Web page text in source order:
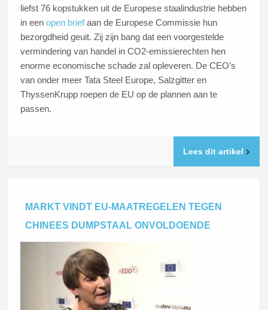
liefst 76 kopstukken uit de Europese staalindustrie hebben
in eenopen briefaan de Europese Commissie hun
bezorgdheid geuit. Zij zijn bang dat een voorgestelde
vermindering van handel in CO2-emissierechten hen
enorme economische schade zal opleveren. De CEO’s
van onder meer Tata Steel Europe, Salzgitter en
ThyssenKrupp roepen de EU op de plannen aan te
passen.
Lees dit artikel
MARKT VINDT EU-MAATREGELEN TEGEN
CHINEES DUMPSTAAL ONVOLDOENDE